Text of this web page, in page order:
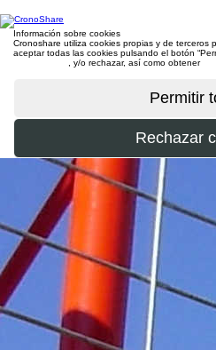
Información sobre cookies
Cronoshare utiliza cookies propias y de terceros
aceptar todas las cookies pulsando el botón
, y/o rechazar, así como obtener